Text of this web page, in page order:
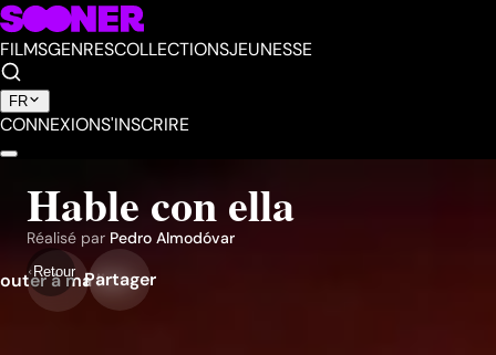
FILMSGENRESCOLLECTIONSJEUNESSE
FR
CONNEXIONS'INSCRIRE
Retour
Hable con ella
Réalisé par Pedro Almodóvar
à ma liste
Partager